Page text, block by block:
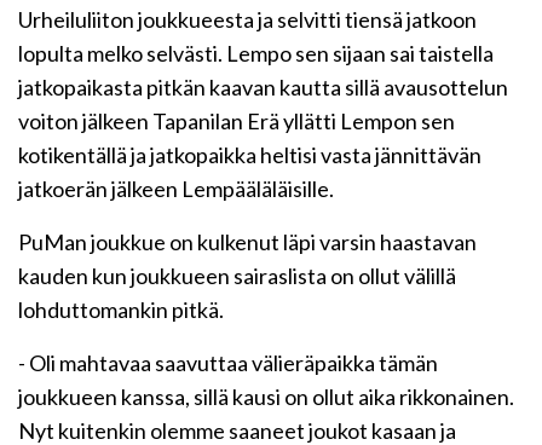
Urheiluliiton joukkueesta ja selvitti tiensä jatkoon
lopulta melko selvästi. Lempo sen sijaan sai taistella
jatkopaikasta pitkän kaavan kautta sillä avausottelun
voiton jälkeen Tapanilan Erä yllätti Lempon sen
kotikentällä ja jatkopaikka heltisi vasta jännittävän
jatkoerän jälkeen Lempääläläisille.
PuMan joukkue on kulkenut läpi varsin haastavan
kauden kun joukkueen sairaslista on ollut välillä
lohduttomankin pitkä.
- Oli mahtavaa saavuttaa välieräpaikka tämän
joukkueen kanssa, sillä kausi on ollut aika rikkonainen.
Nyt kuitenkin olemme saaneet joukot kasaan ja